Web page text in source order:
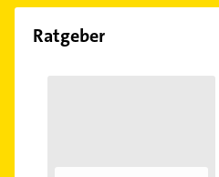
Ratgeber